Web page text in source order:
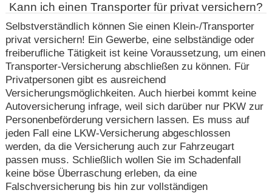
Kann ich einen Transporter für privat versichern?
Selbstverständlich können Sie einen Klein-/Transporter
privat versichern! Ein Gewerbe, eine selbständige oder
freiberufliche Tätigkeit ist keine Voraussetzung, um einen
Transporter-Versicherung abschließen zu können. Für
Privatpersonen gibt es ausreichend
Versicherungsmöglichkeiten. Auch hierbei kommt keine
Autoversicherung infrage, weil sich darüber nur PKW zur
Personenbeförderung versichern lassen. Es muss auf
jeden Fall eine LKW-Versicherung abgeschlossen
werden, da die Versicherung auch zur Fahrzeugart
passen muss. Schließlich wollen Sie im Schadenfall
keine böse Überraschung erleben, da eine
Falschversicherung bis hin zur vollständigen